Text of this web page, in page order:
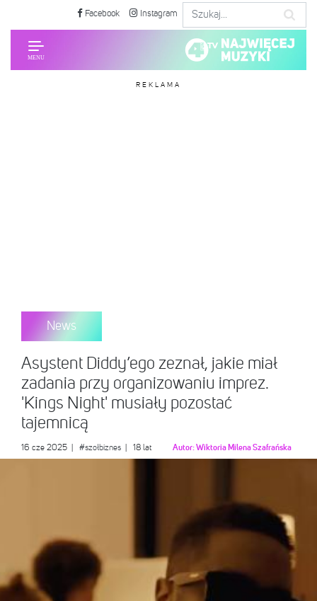
Facebook Instagram
REKLAMA
News
Asystent Diddy’ego zeznał, jakie miał
zadania przy organizowaniu imprez.
'Kings Night' musiały pozostać
tajemnicą
16 cze 2025 #szołbiznes | 18 lat Autor:Wiktoria Milena Szafrańska